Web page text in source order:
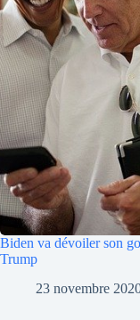
Biden va dévoiler son
Trump
23 novembre